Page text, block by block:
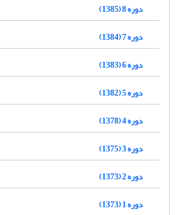
دوره 8 (1385)
دوره 7 (1384)
دوره 6 (1383)
دوره 5 (1382)
دوره 4 (1378)
دوره 3 (1375)
دوره 2 (1373)
دوره 1 (1373)